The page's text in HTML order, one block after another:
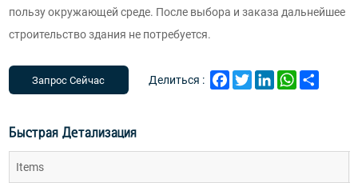
пользу окружающей среде. После выбора и заказа дальнейшее
строительство здания не потребуется.
Запрос Сейчас Делиться : FacebookTwitterLinkedInWhatsApp
Быстрая Детализация
Items